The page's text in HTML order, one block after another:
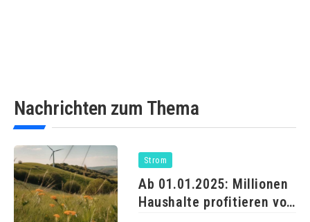
Nachrichten zum Thema
Strom
Ab 01.01.2025: Millionen
Haushalte profitieren von